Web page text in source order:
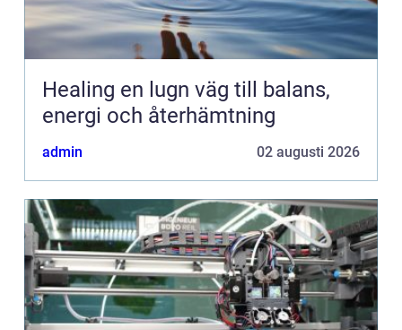
Healing en lugn väg till balans,
energi och återhämtning
admin 02 augusti 2026